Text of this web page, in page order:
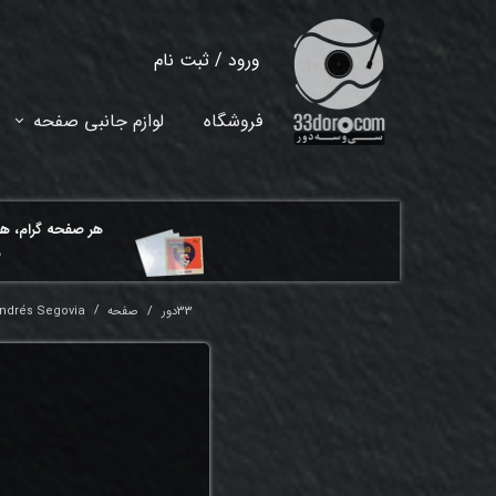
ورود / ثبت نام
خروج از حساب کاربری
فروشگاه لوازم جانبی صفحه
هر ​صفحه گرام،
33دور صفحه Segovia